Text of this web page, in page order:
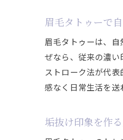
眉毛タトゥーで
眉毛タトゥーは、
ぜなら、従来の濃
ストローク法が代
感なく日常生活を送
垢抜け印象を作